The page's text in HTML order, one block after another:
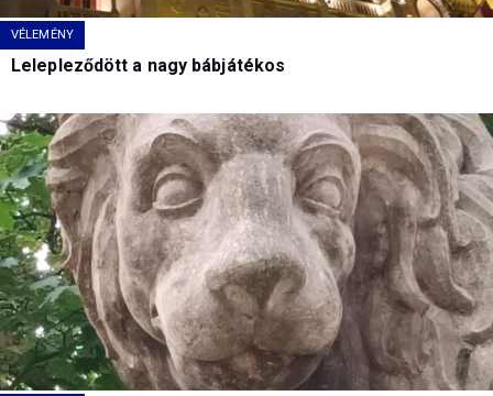
VÉLEMÉNY
Lelepleződött a nagy bábjátékos